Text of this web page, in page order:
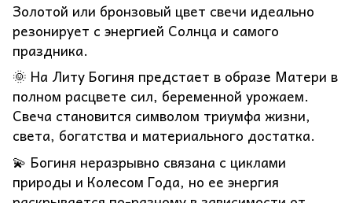
Золотой или бронзовый цвет свечи идеально
резонирует с энергией Солнца и самого
праздника.
🌞 На Литу Богиня предстает в образе Матери в
полном расцвете сил, беременной урожаем.
Свеча становится символом триумфа жизни,
света, богатства и материального достатка.
💫 Богиня неразрывно связана с циклами
природы и Колесом Года, но ее энергия